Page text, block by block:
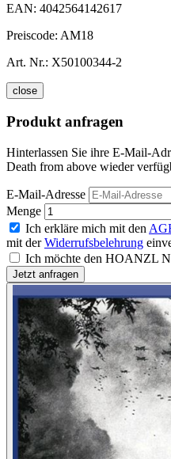
EAN: 4042564142617
Preiscode: AM18
Art. Nr.: X50100344-2
close
Produkt anfragen
Hinterlassen Sie ihre E-Mail-
Death from above wieder
E-Mail-Adresse
Menge
Ich erkläre mich mit den
mit derWiderrufsbelehrung
Ich möchte den HOANZL